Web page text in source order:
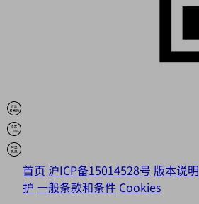
首页 沪ICP备15014528号 版本说明
护 一般条款和条件 Cookies